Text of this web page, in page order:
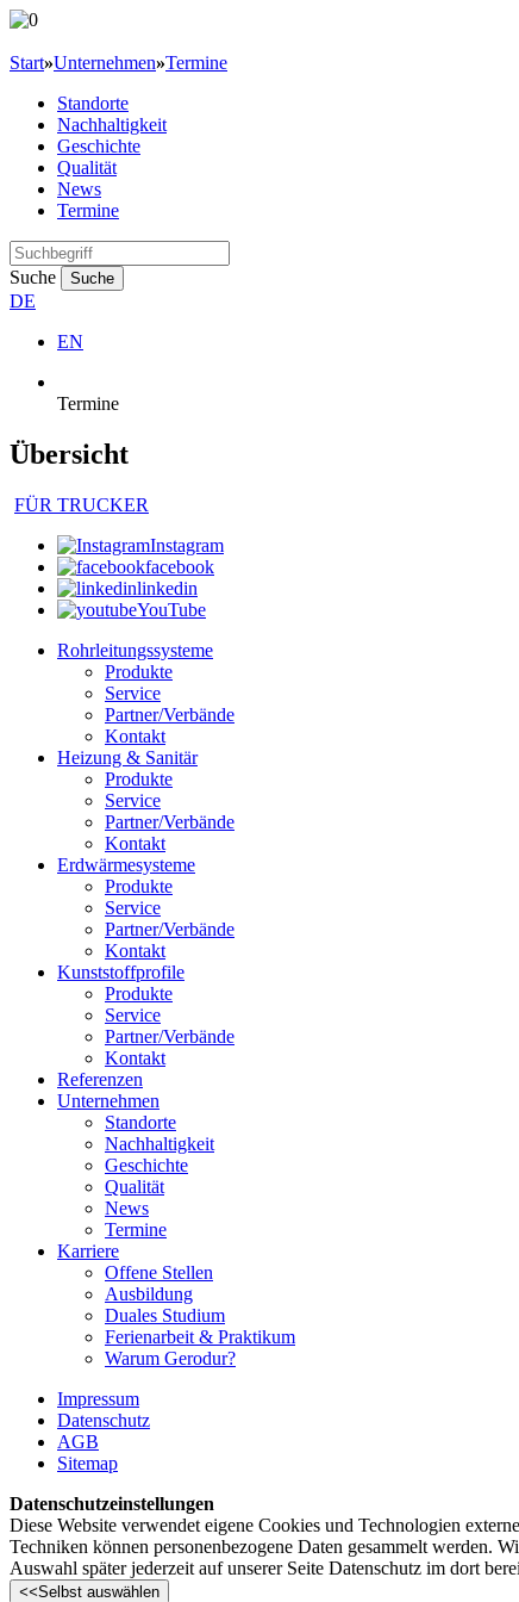
Start»Unternehmen»Termine
Standorte
Nachhaltigkeit
Geschichte
Qualität
News
Termine
Suche Suche
DE
EN
Termine
Übersicht
FÜR TRUCKER
Instagram
facebook
linkedin
YouTube
Rohrleitungssysteme
Produkte
Service
Partner/Verbände
Kontakt
Heizung & Sanitär
Produkte
Service
Partner/Verbände
Kontakt
Erdwärmesysteme
Produkte
Service
Partner/Verbände
Kontakt
Kunststoffprofile
Produkte
Service
Partner/Verbände
Kontakt
Referenzen
Unternehmen
Standorte
Nachhaltigkeit
Geschichte
Qualität
News
Termine
Karriere
Offene Stellen
Ausbildung
Duales Studium
Ferienarbeit & Praktikum
Warum Gerodur?
Impressum
Datenschutz
AGB
Sitemap
Datenschutzeinstellungen
Diese Website verwendet eigene Cookies und Technologien
Techniken können personenbezogene Daten gesammelt werden.
Auswahl später jederzeit auf unserer Seite Datenschutz im dort
<<Selbst auswählen